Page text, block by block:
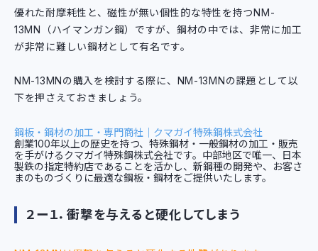
優れた耐摩耗性と、磁性が無い個性的な特性を持つNM-
13MN（ハイマンガン鋼）ですが、鋼材の中では、非常に加工
が非常に難しい鋼材として有名です。
NM-13MNの購入を検討する際に、NM-13MNの課題として以
下を押さえておきましょう。
鋼板・鋼材の加工・専門商社｜クマガイ特殊鋼株式会社
創業100年以上の歴史を持つ、特殊鋼材・一般鋼材の加工・販売
を手がけるクマガイ特殊鋼株式会社です。中部地区で唯一、日本
製鉄の指定特約店であることを活かし、新鋼種の開発や、お客さ
まのものづくりに最適な鋼板・鋼材をご提供いたします。
２ー１．衝撃を与えると硬化してしまう